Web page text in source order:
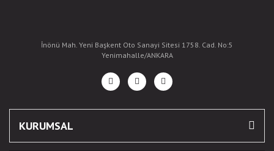
İnönü Mah. Yeni Başkent Oto Sanayi Sitesi 1758. Cad. No:5
Yenimahalle/ANKARA
KURUMSAL